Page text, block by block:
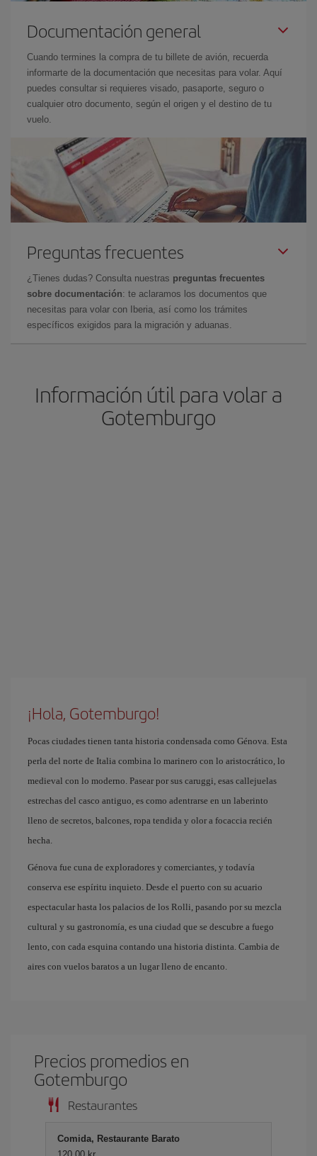
Documentación general
Cuando termines la compra de tu billete de avión, recuerda
informarte de la documentación que necesitas para volar. Aquí
puedes consultar si requieres visado, pasaporte, seguro o
cualquier otro documento, según el origen y el destino de tu
vuelo.
Preguntas frecuentes
¿Tienes dudas? Consulta nuestras preguntas frecuentes
sobre documentación: te aclaramos los documentos que
necesitas para volar con Iberia, así como los trámites
específicos exigidos para la migración y aduanas.
Información útil para volar a
Gotemburgo
¡Hola, Gotemburgo!
Pocas ciudades tienen tanta historia condensada como Génova. Esta
perla del norte de Italia combina lo marinero con lo aristocrático, lo
medieval con lo moderno. Pasear por sus caruggi, esas callejuelas
estrechas del casco antiguo, es como adentrarse en un laberinto
lleno de secretos, balcones, ropa tendida y olor a focaccia recién
hecha.
Génova fue cuna de exploradores y comerciantes, y todavía
conserva ese espíritu inquieto. Desde el puerto con su acuario
espectacular hasta los palacios de los Rolli, pasando por su mezcla
cultural y su gastronomía, es una ciudad que se descubre a fuego
lento, con cada esquina contando una historia distinta. Cambia de
aires con vuelos baratos a un lugar lleno de encanto.
Precios promedios en
Gotemburgo
Restaurantes
Comida, Restaurante Barato